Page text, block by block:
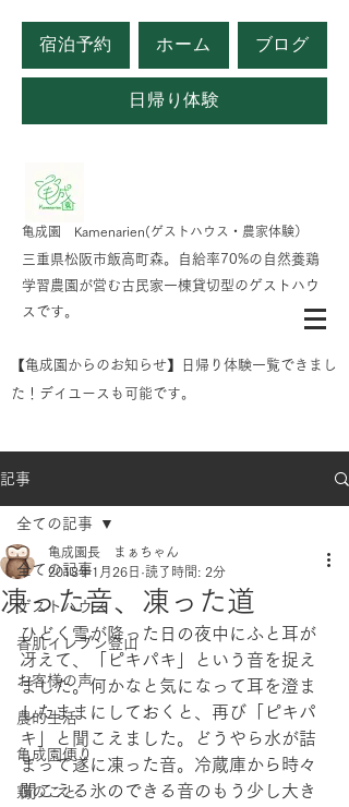
宿泊予約 ホーム ブログ
日帰り体験
​亀成園 Kamenarien(ゲストハウス・農家体験）
​​三重県松阪市飯高町森。自給率70%の自然養鶏
学習農園が営む古民家一棟貸切型のゲストハウ
スです。
​【亀成園からのお知らせ】日帰り体験一覧できまし
た！デイユースも可能です。
記事
全ての記事
ゲストハウス
香肌イレブン登山
お客様の声
農的生活
亀成園便り
鶏のこと
全ての記事
凍った音、凍った道
亀成園長 まぁちゃん
2018年1月26日 読了時間: 2分
ひどく雪が降った日の夜中にふと耳が
冴えて、「ピキパキ」という音を捉え
ました。何かなと気になって耳を澄ま
したままにしておくと、再び「ピキパ
キ」と聞こえました。どうやら水が詰
まって遂に凍った音。冷蔵庫から時々
聞こえる氷のできる音のもう少し大き